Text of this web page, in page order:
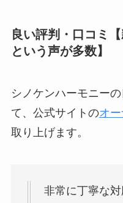
良い評判・口コミ
という声が多数】
シノケンハーモニー
て、公式サイトのオ
取り上げます。
非常に丁寧な